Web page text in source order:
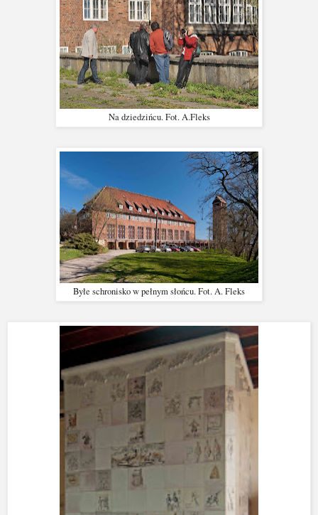
Na dziedzińcu. Fot. A.Fleks
Byłe schronisko w pełnym słońcu. Fot. A. Fleks